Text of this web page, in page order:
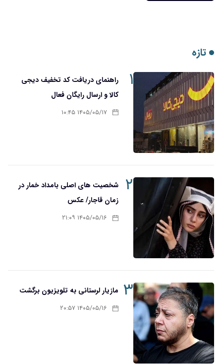
تازه
۱
راهنمای دریافت کد تخفیف دیجی
کالا و ارسال رایگان فعال
۱۴۰۵/۰۵/۱۷ ۱۰:۴۵
۲
شخصیت های اصلی بامداد خمار در
زمان قاجار/ عکس
۱۴۰۵/۰۵/۱۶ ۲۱:۰۹
۳ مازیار لرستانی به تلویزیون برگشت
۱۴۰۵/۰۵/۱۶ ۲۰:۵۷